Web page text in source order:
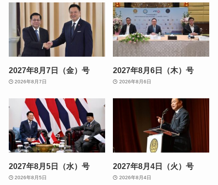
2027年8月7日（金）号
2026年8月7日
2027年8月6日（木）号
2026年8月6日
2027年8月5日（水）号
2026年8月5日
2027年8月4日（火）号
2026年8月4日